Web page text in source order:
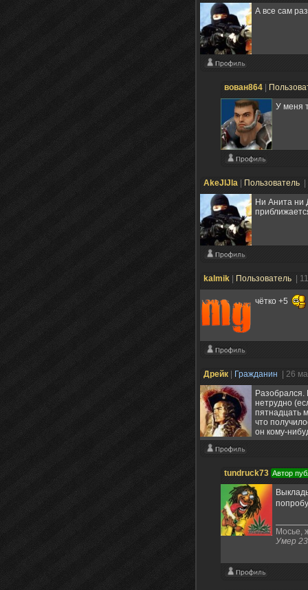
А все сам
вован864
У меня
AkeJlJla Пользователь
Ни Анита ни
kalmik Пользователь |
чётко +5
Дрейк Гражданин
| 26
Разобрался.
нетрудно
пятнадцать
что
он кому-
tundruck73 Автор
Мосье,
Умер